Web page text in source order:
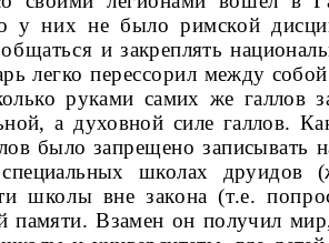
у них не было римской
и закреплять
легко перессорил между собой
руками самих же галлов
а духовной силе галлов.
было запрещено записывать
школах дру­идов
школы вне закона (т.е.
памяти. Взамен он получил